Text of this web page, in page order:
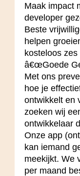
Maak impact
developer
Beste
helpen
kosteloos
â€œGoede
Met ons
hoe je
ontwikkelt en
zoeken wij
ontwikkelaar
Onze app
kan iemand
meekijkt. We
per maand